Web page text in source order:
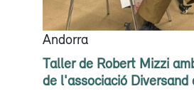
Andorra
Taller de Robert Mizzi
de l'associació Diversand